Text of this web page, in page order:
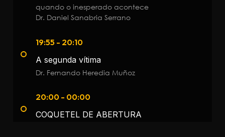
quando o inesperado acontece
Dr. Daniel Sanabria Serrano
19:55 - 20:10
A segunda vítima
Dr. Fernando Heredia Muñoz
20:00 - 00:00
COQUETEL DE ABERTURA